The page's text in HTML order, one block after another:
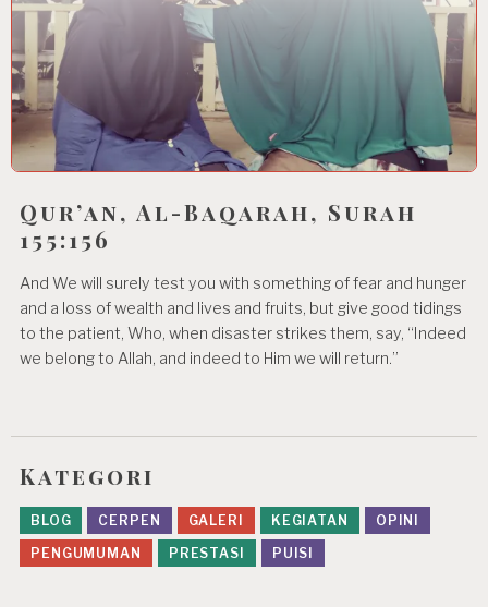
Qur’an, Al-Baqarah, Surah
155:156
And We will surely test you with something of fear and hunger
and a loss of wealth and lives and fruits, but give good tidings
to the patient, Who, when disaster strikes them, say, “Indeed
we belong to Allah, and indeed to Him we will return.”
Kategori
BLOG CERPEN GALERI KEGIATAN
OPINI
PENGUMUMAN
PRESTASI PUISI